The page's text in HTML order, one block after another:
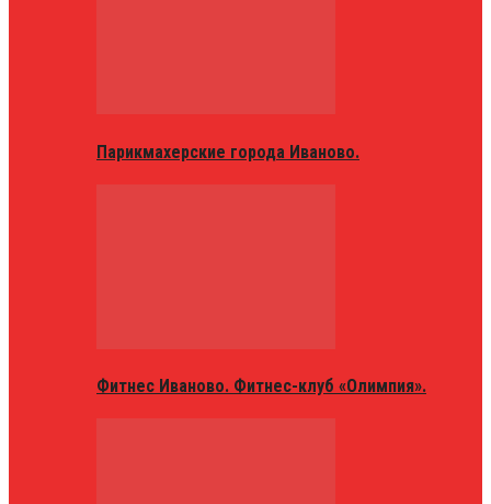
Парикмахерские города Иваново.
Фитнес Иваново. Фитнес-клуб «Олимпия».